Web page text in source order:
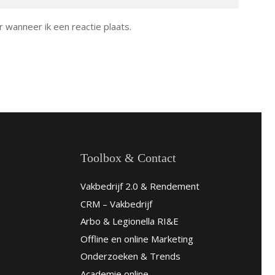
ik een reactie plaats.
Toolbox & Contact
Vakbedrijf 2.0 & Rendement
CRM – Vakbedrijf
Arbo & Legionella RI&E
Offline en online Marketing
Onderzoeken & Trends